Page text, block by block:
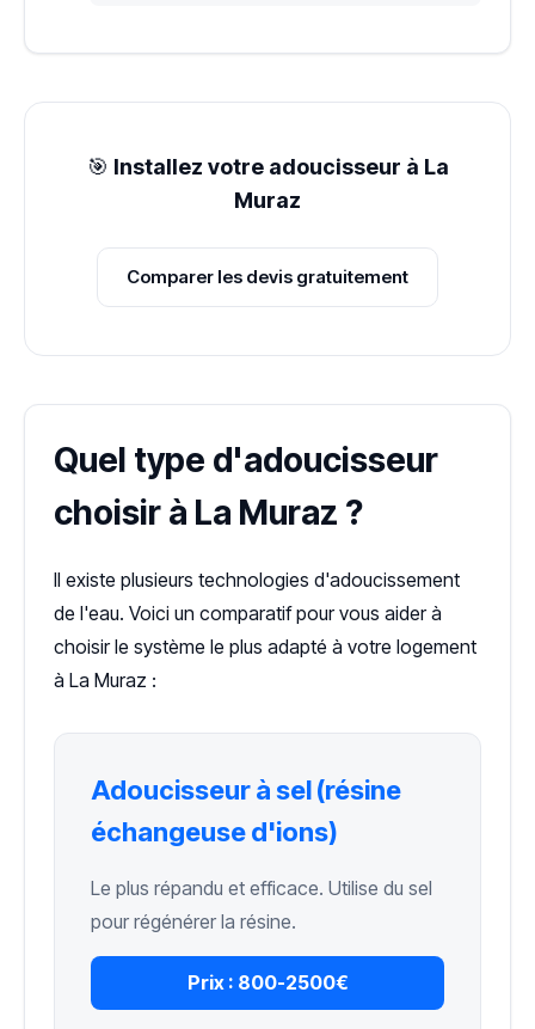
🎯 Installez votre adoucisseur à La
Muraz
Comparer les devis gratuitement
Quel type d'adoucisseur
choisir à La Muraz ?
Il existe plusieurs technologies d'adoucissement
de l'eau. Voici un comparatif pour vous aider à
choisir le système le plus adapté à votre logement
à La Muraz :
Adoucisseur à sel (résine
échangeuse d'ions)
Le plus répandu et efficace. Utilise du sel
pour régénérer la résine.
Prix : 800-2500€